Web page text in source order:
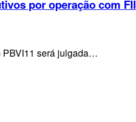
por operação com FII
PBVI11 será julgada…